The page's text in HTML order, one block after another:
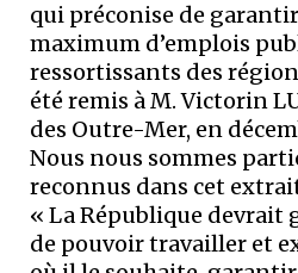
qui préconise de
maximum d’emplois
ressortissants des
été remis à M. Victorin
des Outre-Mer, en
Nous nous sommes
reconnus dans cet
« La République devrait
de pouvoir travailler et